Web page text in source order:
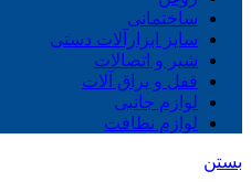
ساختمانی
سایز ابزارآلات دستی
شیر و اتصالات
قفل و یراق آلات
لوازم جانبی
لوازم نظافت
بستن